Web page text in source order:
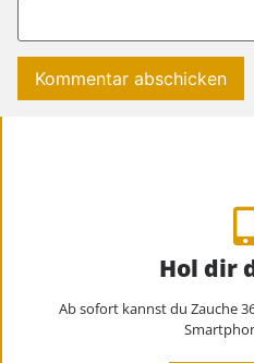
Hol dir
Ab sofort kannst du Zauche